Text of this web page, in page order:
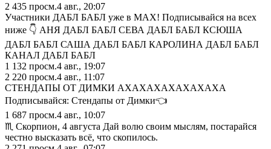
2 435 просм.4 авг., 20:07
Участники ДАБЛ БАБЛ уже в MAX! Подписывайся на всех
ниже 👇 АНЯ ДАБЛ БАБЛ СЕВА ДАБЛ БАБЛ КСЮША
ДАБЛ БАБЛ САША ДАБЛ БАБЛ КАРОЛИНА ДАБЛ БАБЛ
КАНАЛ ДАБЛ БАБЛ
1 132 просм.4 авг., 19:07
2 220 просм.4 авг., 11:07
СТЕНДАПЫ ОТ ДИМКИ АХАХАХАХАХАХАХА
Подписывайся: Стендапы от Димки👈
1 687 просм.4 авг., 10:07
♏︎ Скорпион, 4 августа Дай волю своим мыслям, постарайся
честно высказать всё, что скопилось.